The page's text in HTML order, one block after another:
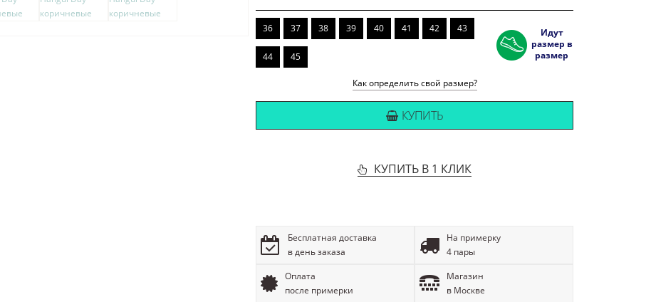
36 37 38 39 40 41 42 43
44 45
Идут
размер в
размер
Как определить свой размер?
КУПИТЬ
КУПИТЬ В 1 КЛИК
Бесплатная доставка
в день заказа
На примерку
4 пары
Оплата
после примерки
Магазин
в Москве